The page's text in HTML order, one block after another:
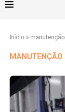
Início » manutenção
MANUTENÇÃO